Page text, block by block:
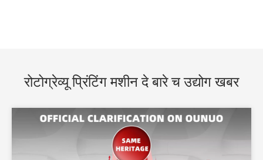
रोटोग्रेव्यू प्रिंटिंग मशीन दे बारे च उद्योग खबर